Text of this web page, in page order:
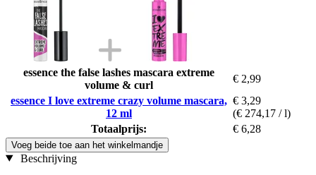
essence the false lashes mascara extreme
volume & curl
€ 2,99
essence I love extreme crazy volume mascara,
12 ml
€ 3,29
(€ 274,17 / l)
Totaalprijs:
€ 6,28
Voeg beide toe aan het winkelmandje
Beschrijving